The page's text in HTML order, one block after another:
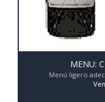
MENU:
Menú ligero